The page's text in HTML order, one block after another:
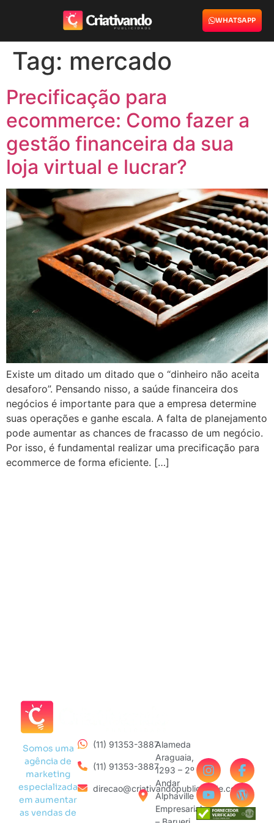
WHATSAPP
Tag: mercado
Precificação para
ecommerce: Como fazer a
gestão financeira da sua
loja virtual e lucrar?
Existe um ditado um ditado que o “dinheiro não aceita
desaforo”. Pensando nisso, a saúde financeira dos
negócios é importante para que a empresa determine
suas operações e ganhe escala. A falta de planejamento
pode aumentar as chances de fracasso de um negócio.
Por isso, é fundamental realizar uma precificação para
ecommerce de forma eficiente. […]
Somos uma
agência de
marketing
especializada
em aumentar
as vendas de
(11) 91353-3887
(11) 91353-3887
direcao@criativandopublicidade.com
Alameda
Araguaia,
1293 – 2º
Andar
Alphaville
Empresarial